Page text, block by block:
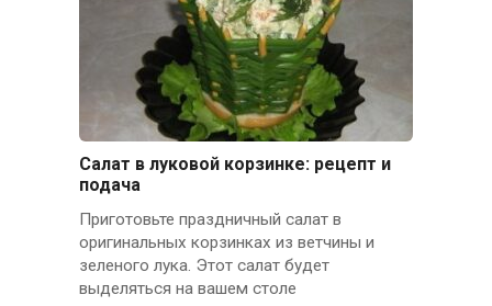
Салат в луковой корзинке: рецепт и
подача
Приготовьте праздничный салат в
оригинальных корзинках из ветчины и
зеленого лука. Этот салат будет
выделяться на вашем столе